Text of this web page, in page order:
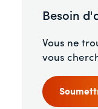
Besoin
Vous ne
vous